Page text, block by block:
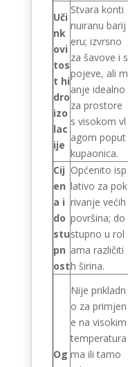
Uči
nk
ovi
tos
t hi
dro
izo
lac
ije
Stvara konti
nuiranu barij
eru; izvrsno
za šavove i s
pojeve, ali m
anje idealno
za prostore
s visokom vl
agom poput
kupaonica.
Cij
en
a i
do
stu
pn
ost
Općenito isp
lativo za pok
rivanje većih
površina; do
stupno u rol
ama različiti
h širina.
Og
Nije prikladn
o za primjen
e na visokim
temperatura
ma ili tamo